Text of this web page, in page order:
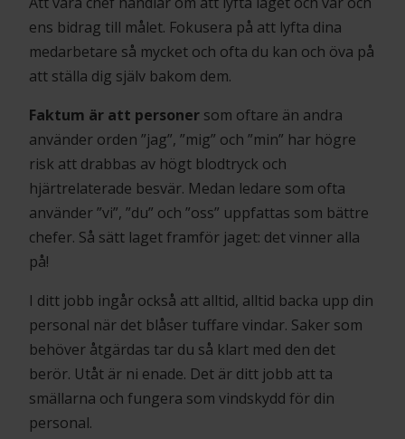
ens bidrag till målet. Fokusera på att lyfta dina
medarbetare så mycket och ofta du kan och öva på
att ställa dig själv bakom dem.
Faktum är att personer som oftare än andra
använder orden ”jag”, ”mig” och ”min” har högre
risk att drabbas av högt blodtryck och
hjärtrelaterade besvär. Medan ledare som ofta
använder ”vi”, ”du” och ”oss” uppfattas som bättre
chefer. Så sätt laget framför jaget: det vinner alla
på!
I ditt jobb ingår också att alltid, alltid backa upp din
personal när det blåser tuffare vindar. Saker som
behöver åtgärdas tar du så klart med den det
berör. Utåt är ni enade. Det är ditt jobb att ta
smällarna och fungera som vindskydd för din
personal.